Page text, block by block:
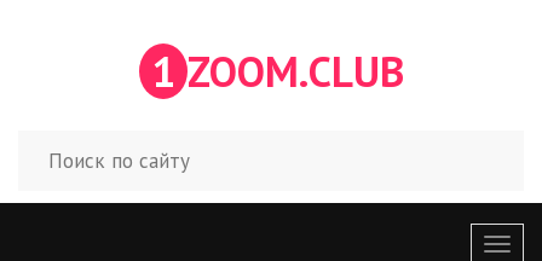
1 ZOOM.CLUB